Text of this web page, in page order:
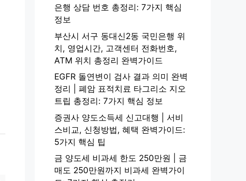
은행 상담 번호 총정리: 7가지 핵심
정보
부산시 서구 동대신2동 국민은행 위
치, 영업시간, 고객센터 전화번호,
ATM 위치 총정리 완벽가이드
EGFR 돌연변이 검사 결과 의미 완벽
정리 | 폐암 표적치료 타그리소 지오
트립 총정리: 7가지 핵심 정보
증권사 양도소득세 신고대행 | 서비
스비교, 신청방법, 혜택 완벽가이드:
5가지 핵심 팁
금 양도세 비과세 한도 250만원 | 금
매도 250만원까지 비과세 완벽가이